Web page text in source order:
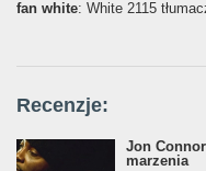
fan white: White 2115
Recenzje:
Jon
marzenia